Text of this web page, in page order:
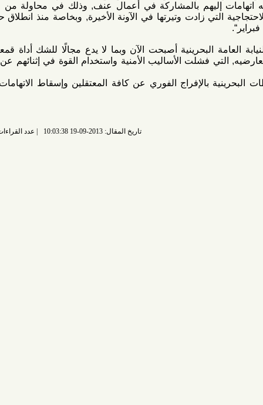
إليهم بالمشاركة في أعمال عنف, وذلك في محاولة من السلطات
زادت وتيرتها في الآونة الأخيرة, وبخاصة منذ انطلاق حملة تمرد
البحرينية أصبحت الآن وبما لا يدع مجالًا للشك أداة قمعية في يد
فشلت الأساليب الأمنية واستخدام القوة في إثنائهم عن مطالبهم
بالإفراج الفوري عن كافة المعتقلين وإسقاط الاتهامات الموجهة
عدد القراءات: 6377 قراءة |